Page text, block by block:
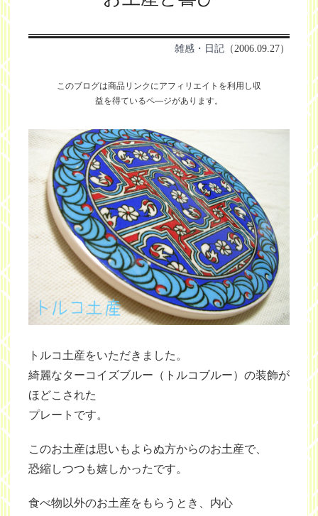
雑感・日記 （2006.09.27）
このブログは商品リンクにアフィリエイトを利用し収
益を得ているペ―ジがあります。
トルコ土産をいただきました。
綺麗なターコイズブルー（トルコブルー）の装飾が
ほどこされた
プレートです。
このお土産は思いもよらぬ方からのお土産で、
恐縮しつつも嬉しかったです。
食べ物以外のお土産をもらうとき、内心